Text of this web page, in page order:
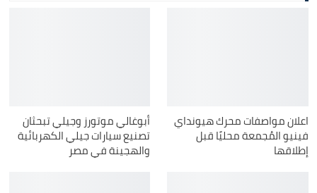
اعلان مواصفات محرك هيونداي
فينيو المُجمعة محليًا قبل
إطلاقها
أبوغالي موتورز وجيلي تبحثان
تصنيع سيارات جيلي الكهربائية
والهجينة في مصر